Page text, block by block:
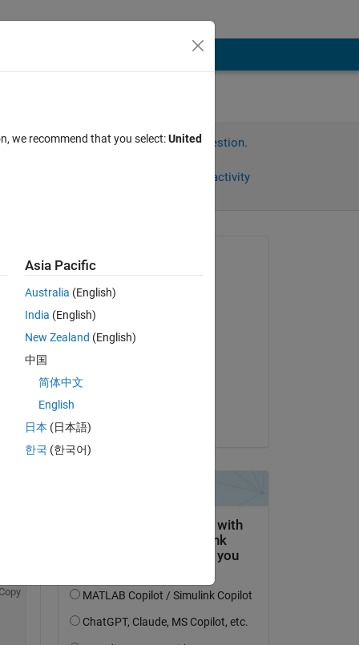
Sign in to answer this question.
Sign in to follow activity
Asked:
on 1 Aug 2021
Commented:
we recommend that you select:United
Asia Pacific
Australia (English)
India (English)
New Zealand (English)
中国
简体中文
English
日本 (日本語)
한국 (한국어)